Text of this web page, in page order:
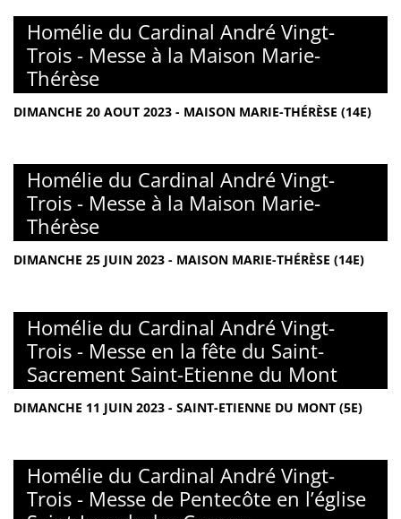
Homélie du Cardinal André Vingt-
Trois - Messe à la Maison Marie-
Thérèse
DIMANCHE 20 AOUT 2023 - MAISON MARIE-THÉRÈSE (14E)
Homélie du Cardinal André Vingt-
Trois - Messe à la Maison Marie-
Thérèse
DIMANCHE 25 JUIN 2023 - MAISON MARIE-THÉRÈSE (14E)
Homélie du Cardinal André Vingt-
Trois - Messe en la fête du Saint-
Sacrement Saint-Etienne du Mont
DIMANCHE 11 JUIN 2023 - SAINT-ETIENNE DU MONT (5E)
Homélie du Cardinal André Vingt-
Trois - Messe de Pentecôte en l’église